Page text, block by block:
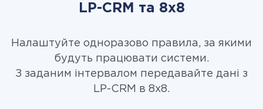
LP-CRM та 8x8
Налаштуйте одноразово правила, за якими
будуть працювати системи.
З заданим інтервалом передавайте дані з
LP-CRM в 8x8.